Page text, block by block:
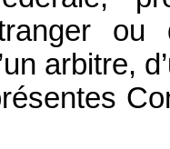
arbitre,